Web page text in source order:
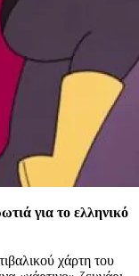
για το ελληνικό
χάρτη του